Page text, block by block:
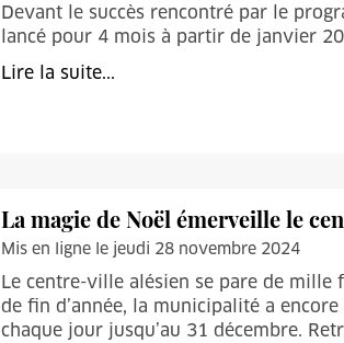
Devant le succès rencontré par le
lancé pour 4 mois à partir de janvier
Lire la suite...
La magie de Noël émerveille le
Mis en ligne le jeudi 28 novembre 2024
Le centre-ville alésien se pare de mille
de fin d’année, la municipalité a
chaque jour jusqu’au 31 décembre.